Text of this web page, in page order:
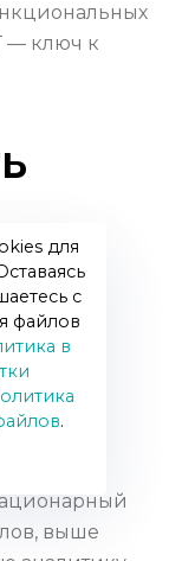
— ключ к
и
он
выше
для
с
файлов
в
.